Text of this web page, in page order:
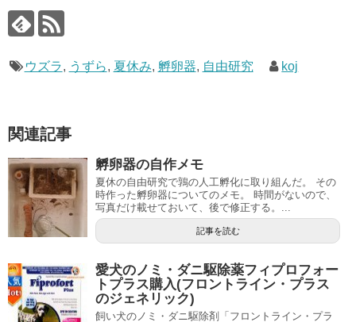
ウズラ, うずら, 夏休み, 孵卵器, 自由研究 koj
関連記事
孵卵器の自作メモ
夏休の自由研究で鶉の人工孵化に取り組んだ。 その
時作った孵卵器についてのメモ。 時間がないので、
写真だけ載せておいて、後で修正する。...
記事を読む
愛犬のノミ・ダニ駆除薬フィプロフォー
トプラス購入(フロントライン・プラス
のジェネリック)
飼い犬のノミ・ダニ駆除剤「フロントライン・プラ